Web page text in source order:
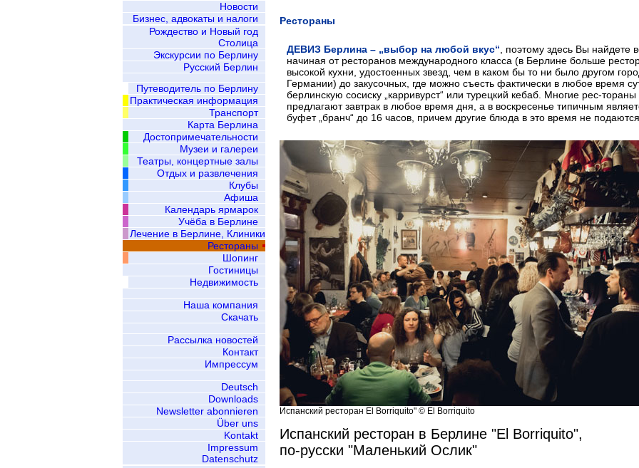
Новости
Бизнес, адвокаты и налоги
Рождество и Новый год
Столица
Экскурсии по Берлину
Русский Берлин
Путеводитель по Берлину
Практическая информация
Транспорт
Карта Берлина
Достопримечательности
Музеи и галереи
Театры, концертные залы
Отдых и развлечения
Клубы
Афиша
Календарь ярмарок
Учёба в Берлине
Лечение в Берлине, Клиники
Рестораны
Шопинг
Гостиницы
Недвижимость
Наша компания
Скачать
Рассылка новостей
Контакт
Импрессум
Deutsch
Downloads
Newsletter abonnieren
Über uns
Kontakt
Impressum
Datenschutz
Рестораны
ДЕВИЗ Берлина – „выбор на любой вкус“ , поэтому здесь Вы найдете
начиная от ресторанов международного класса (в Берлине больше
высокой кухни, удостоенных звезд, чем в каком бы то ни было другом
Германии) до закусочных, где можно съесть фактически в любое время
берлинскую сосиску „карривурст“ или турецкий кебаб. Многие рес-тораны
предлагают завтрак в любое время дня, а в воскресенье типичным
буфет „бранч“ до 16 часов, причем другие блюда в это время не
Испанский ресторан El Borriquito" © El Borriquito
Испанский ресторан в Берлине "El Borriquito",
по-русски "Маленький Ослик"